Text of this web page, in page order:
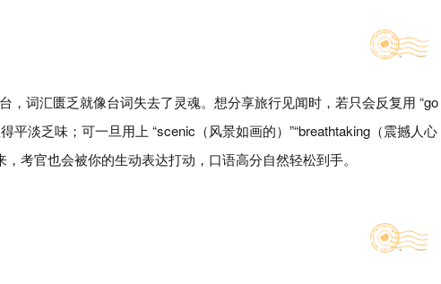
，词汇匮乏就像台词失去了灵魂。想分享旅行见闻时，若只会反复用 “go
平淡乏味；可一旦用上 “scenic（风景如画的）”“breathtaking（震撼人心
考官也会被你的生动表达打动，口语高分自然轻松到手。